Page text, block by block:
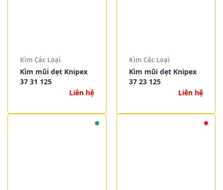
Kìm Các Loại
Kìm mũi dẹt Knipex
37 31 125
Liên hệ
Kìm Các Loại
Kìm mũi dẹt Knipex
37 23 125
Liên hệ